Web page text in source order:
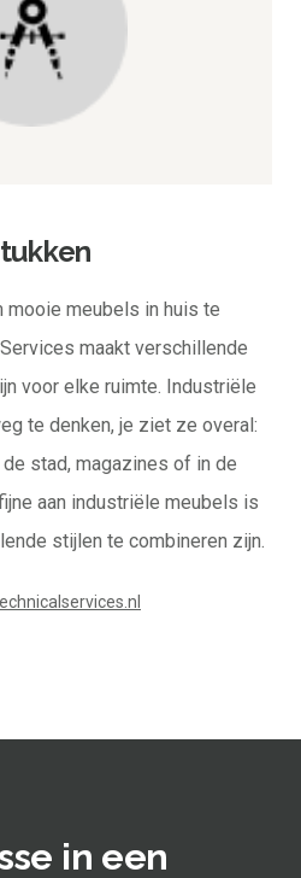
mooie meubels in huis te
maakt verschillende
voor elke ruimte. Industriële
te denken, je ziet ze overal:
stad, magazines of in de
aan industriële meubels is
stijlen te combineren zijn.
in een